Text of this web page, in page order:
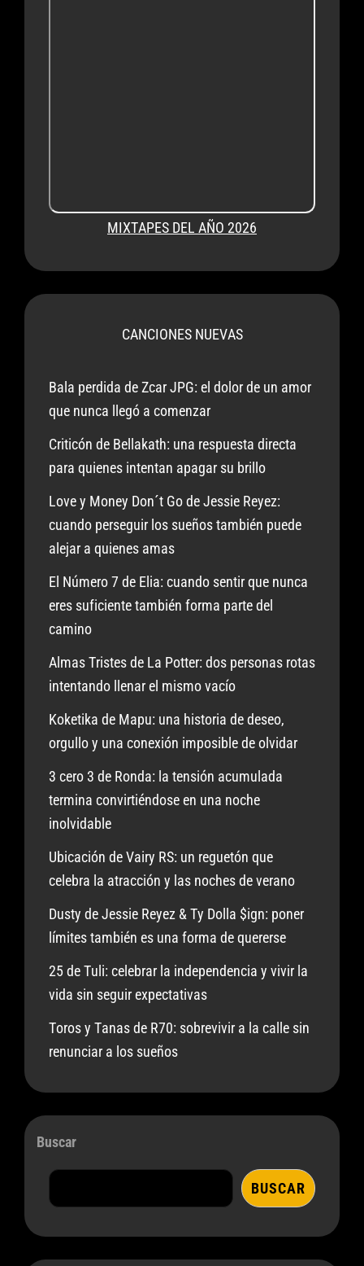
MIXTAPES DEL AÑO 2026
CANCIONES NUEVAS
Bala perdida de Zcar JPG: el dolor de un amor
que nunca llegó a comenzar
Criticón de Bellakath: una respuesta directa
para quienes intentan apagar su brillo
Love y Money Don´t Go de Jessie Reyez:
cuando perseguir los sueños también puede
alejar a quienes amas
El Número 7 de Elia: cuando sentir que nunca
eres suficiente también forma parte del
camino
Almas Tristes de La Potter: dos personas rotas
intentando llenar el mismo vacío
Koketika de Mapu: una historia de deseo,
orgullo y una conexión imposible de olvidar
3 cero 3 de Ronda: la tensión acumulada
termina convirtiéndose en una noche
inolvidable
Ubicación de Vairy RS: un reguetón que
celebra la atracción y las noches de verano
Dusty de Jessie Reyez & Ty Dolla $ign: poner
límites también es una forma de quererse
25 de Tuli: celebrar la independencia y vivir la
vida sin seguir expectativas
Toros y Tanas de R70: sobrevivir a la calle sin
renunciar a los sueños
Buscar
BUSCAR